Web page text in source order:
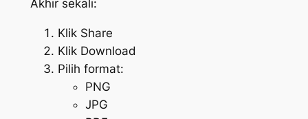
Akhir sekali:
Klik Share
Klik Download
Pilih format:
PNG
JPG